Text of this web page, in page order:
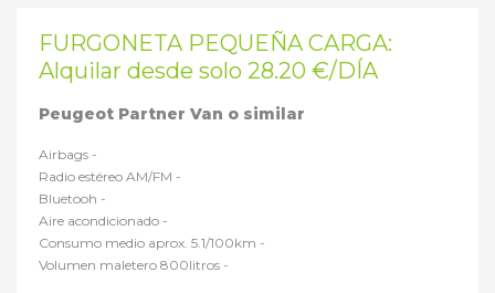
FURGONETA PEQUEÑA CARGA:
Alquilar desde solo 28.20 €/DÍA
Peugeot Partner Van o similar
Airbags -
Radio estéreo AM/FM -
Bluetooh -
Aire acondicionado -
Consumo medio aprox. 5.1/100km -
Volumen maletero 800litros -